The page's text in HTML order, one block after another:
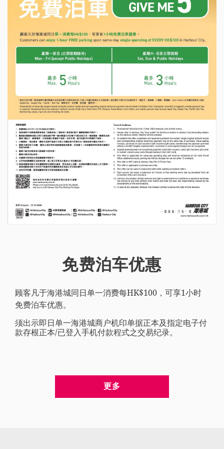
免费泊车优惠
顾客凡于海港城同日单一消费每HK$100，可享1小时
免费泊车优惠。
须出示即日单一海港城商户机印单据正本及指定电子付
款存根正本/已登入手机付款程式之交易纪录。
更多